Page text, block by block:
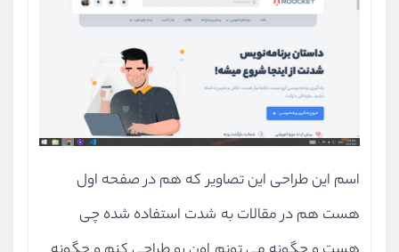
اسم این طراحی این تصاویر که هم در صفحه اول
هست هم در مقالات به شدت استفاده شده چی